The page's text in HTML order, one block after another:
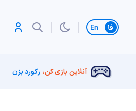
تغییر زبان
آنلاین بازی کن، رکورد بزن